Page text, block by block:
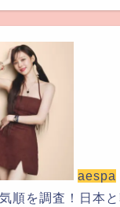
aespa
順を調査！日本